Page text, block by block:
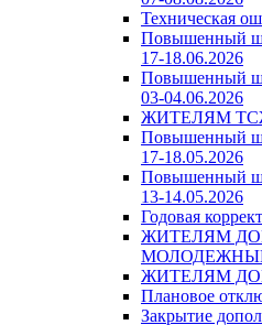
Техническая
Повышенный
17-18.06.2026
Повышенный
03-04.06.2026
ЖИТЕЛЯМ
Повышенный
17-18.05.2026
Повышенный
13-14.05.2026
Годовая
ЖИТЕЛЯМ
ЖИТЕЛЯМ
Плановое
Закрытие